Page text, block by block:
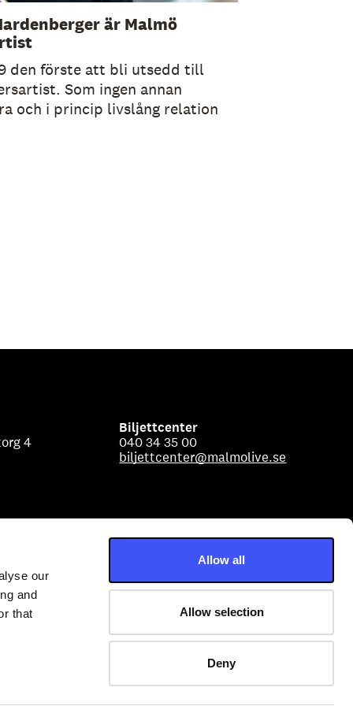
our
and
that
Allow all
Allow selection
Deny
är Malmö
den förste att bli utsedd till
Som ingen annan
och i princip livslång relation
4
Biljettcenter
040 34 35 00
biljettcenter@malmolive.se